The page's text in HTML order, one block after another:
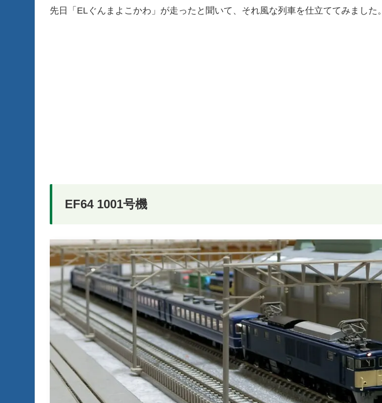
先日「ELぐんまよこかわ」が走ったと聞いて、それ風な列車を仕立ててみました。
EF64 1001号機